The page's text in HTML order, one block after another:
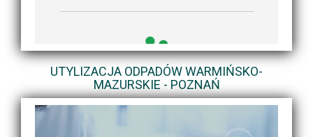
UTYLIZACJA ODPADÓW WARMIŃSKO-
MAZURSKIE - POZNAŃ